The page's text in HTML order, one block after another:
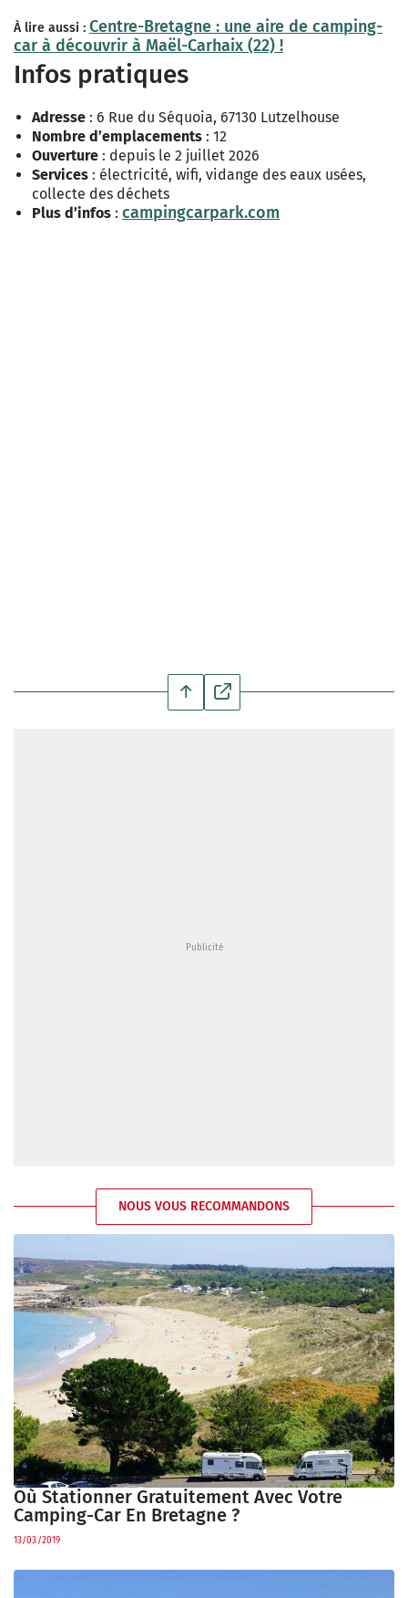
À lire aussi : Centre-Bretagne : une aire de camping-
car à découvrir à Maël-Carhaix (22) !
Infos pratiques
Adresse : 6 Rue du Séquoia, 67130 Lutzelhouse
Nombre d’emplacements : 12
Ouverture : depuis le 2 juillet 2026
Services : électricité, wifi, vidange des eaux usées,
collecte des déchets
Plus d’infos : campingcarpark.com
NOUS VOUS RECOMMANDONS
Où Stationner Gratuitement Avec Votre
Camping-Car En Bretagne ?
13/03/2019